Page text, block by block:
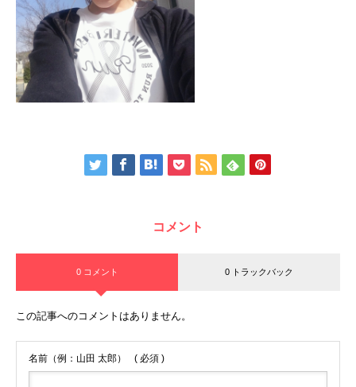
コメント
0 コメント 0 トラックバック
この記事へのコメントはありません。
名前（例：山田 太郎） ( 必須 )